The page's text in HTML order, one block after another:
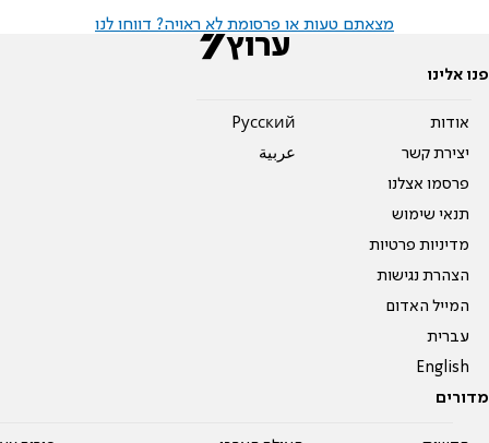
מצאתם טעות או פרסומת לא ראויה? דווחו לנו
פנו אלינו
אודות
יצירת קשר
פרסמו אצלנו
תנאי שימוש
מדיניות פרטיות
הצהרת נגישות
המייל האדום
עברית
English
Pусский
عربية
מדורים